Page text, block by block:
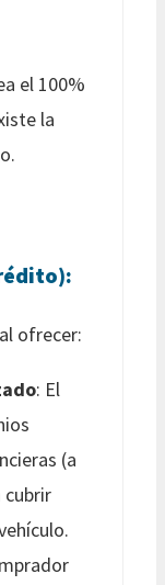
el 100%
la
ofrecer:
: El
(a
cubrir